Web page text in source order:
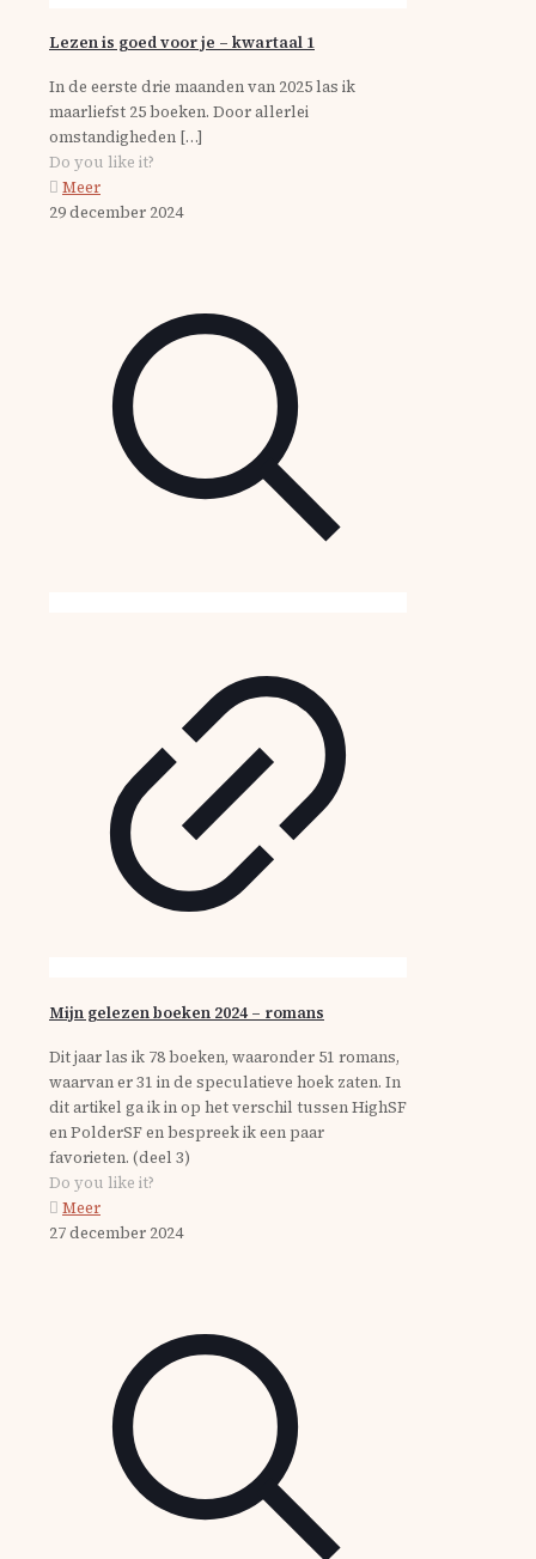
Lezen is goed voor je – kwartaal 1
In de eerste drie maanden van 2025 las ik
maarliefst 25 boeken. Door allerlei
omstandigheden […]
Do you like it?
Meer
29 december 2024
Mijn gelezen boeken 2024 – romans
Dit jaar las ik 78 boeken, waaronder 51 romans,
waarvan er 31 in de speculatieve hoek zaten. In
dit artikel ga ik in op het verschil tussen HighSF
en PolderSF en bespreek ik een paar
favorieten. (deel 3)
Do you like it?
Meer
27 december 2024